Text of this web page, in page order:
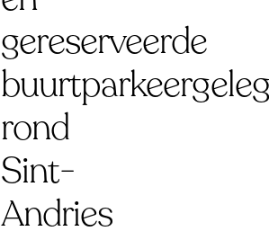
gereserveerde
rond
Sint-
Andries